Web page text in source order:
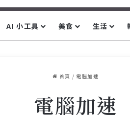
AI 小工具 美食 生活
首頁 / 電腦加速
電腦加速